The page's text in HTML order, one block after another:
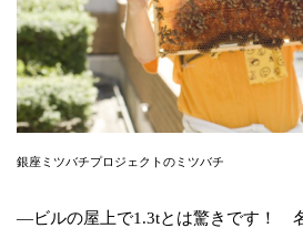
銀座ミツバチプロジェクトのミツバチ
―ビルの屋上で1.3tとは驚きです！